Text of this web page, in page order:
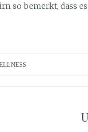
so bemerkt, dass